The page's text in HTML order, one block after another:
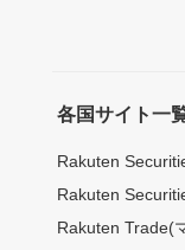
各国サイト一
Rakuten
Rakuten
Rakuten Trade(